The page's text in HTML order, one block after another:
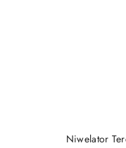
Niwelator